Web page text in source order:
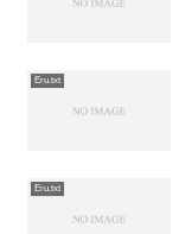
Eru.txt
Eru.txt